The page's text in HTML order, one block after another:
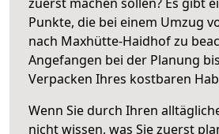
Punkte, die bei einem Umzug
nach Maxhütte-Haidhof zu
Angefangen bei der Planung
Verpacken Ihres kostbaren
Wenn Sie durch Ihren
nicht wissen, was Sie zuerst